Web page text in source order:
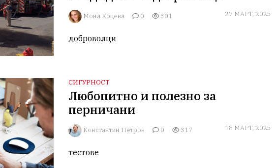
Мона Коцева 0 301 27 МАРТ, 2025
доброволци
СИГУРНОСТ
Любопитно и полезно за
перничани
Константин Петров 0 317 18 МАРТ, 2025
тестове